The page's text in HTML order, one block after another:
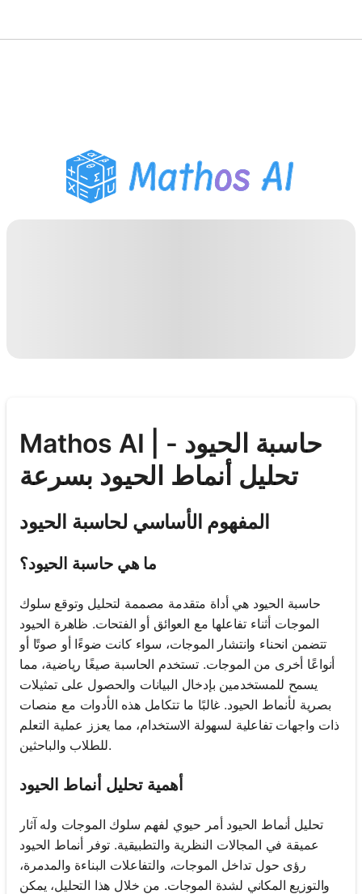
مساعد واجبات PDF
أدوات الدراسة
Mathos AI | حاسبة الحيود -
تحليل أنماط الحيود بسرعة
المفهوم الأساسي لحاسبة الحيود
ما هي حاسبة الحيود؟
حاسبة الحيود هي أداة متقدمة مصممة لتحليل وتوقع سلوك
الموجات أثناء تفاعلها مع العوائق أو الفتحات. ظاهرة الحيود
تتضمن انحناء وانتشار الموجات، سواء كانت ضوءًا أو صوتًا أو
أنواعًا أخرى من الموجات. تستخدم الحاسبة صيغًا رياضية، مما
يسمح للمستخدمين بإدخال البيانات والحصول على تمثيلات
بصرية لأنماط الحيود. غالبًا ما تتكامل هذه الأدوات مع منصات
ذات واجهات تفاعلية لسهولة الاستخدام، مما يعزز عملية التعلم
للطلاب والباحثين.
أهمية تحليل أنماط الحيود
تحليل أنماط الحيود أمر حيوي لفهم سلوك الموجات وله آثار
عميقة في المجالات النظرية والتطبيقية. توفر أنماط الحيود
رؤى حول تداخل الموجات، والتفاعلات البناءة والمدمرة،
والتوزيع المكاني لشدة الموجات. من خلال هذا التحليل، يمكن